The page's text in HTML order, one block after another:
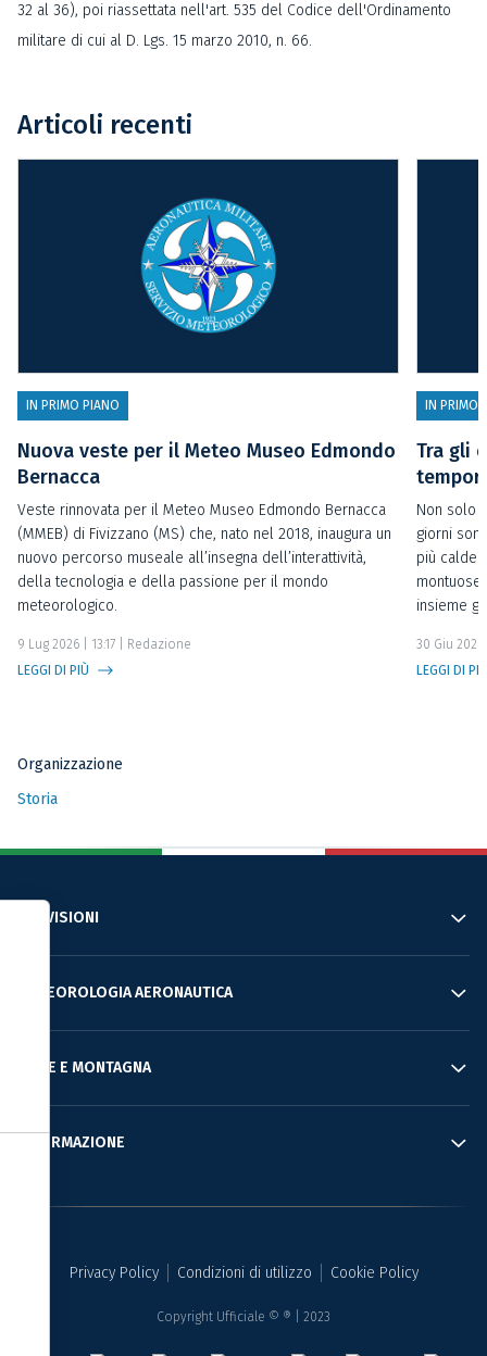
32 al 36), poi riassettata nell'art. 535 del Codice dell'Ordinamento
militare di cui al D. Lgs. 15 marzo 2010, n. 66.
Articoli recenti
IN PRIMO PIANO
Nuova veste per il Meteo Museo Edmondo
Bernacca
Veste rinnovata per il Meteo Museo Edmondo Bernacca
(MMEB) di Fivizzano (MS) che, nato nel 2018, inaugura un
nuovo percorso museale all’insegna dell’interattività,
della tecnologia e della passione per il mondo
meteorologico.
9 Lug 2026 | 13:17 | Redazione
LEGGI DI PIÙ
IN PRIMO
Tra gli
Non solo
giorni
più calde
insieme
30 Giu
LEGGI DI
Organizzazione
Storia
PREVISIONI
METEOROLOGIA AERONAUTICA
MARE E MONTAGNA
INFORMAZIONE
Privacy Policy Condizioni di utilizzo Cookie Policy
Copyright Ufficiale © ® | 2023